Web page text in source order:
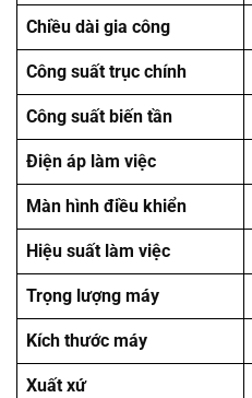
Chiều dài gia công
Công suất trục chính
Công suất biến tần
Điện áp làm việc
Màn hình điều khiển
Hiệu suất làm việc
Trọng lượng máy
Kích thước máy
Xuất xứ